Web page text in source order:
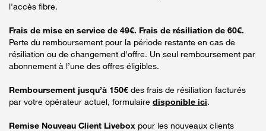
l'accès fibre.
Frais de mise en service de 49€. Frais de résiliation de 60€.
Perte du remboursement pour la période restante en cas de
résiliation ou de changement d'offre. Un seul remboursement par
abonnement à l’une des offres éligibles.
Remboursement jusqu’à 150€ des frais de résiliation facturés
par votre opérateur actuel, formulaire disponible ici.
Remise Nouveau Client Livebox pour les nouveaux clients